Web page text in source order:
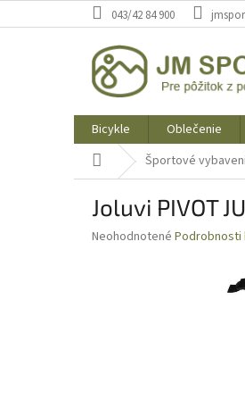
na
043/42 84 900
Bicykle Oblečenie
DomovŠportové
Joluvi PIVOT
Priemerné
Neohodnotené Podrobnosti